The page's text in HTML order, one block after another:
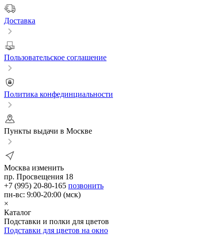
Доставка
Пользовательское соглашение
Политика конфединциальности
Пункты выдачи в Москве
Москва изменить
пр. Просвещения 18
+7 (995) 20-80-165 позвонить
пн-вс: 9:00-20:00 (мск)
×
Каталог
Подставки и полки для цветов
Подставки для цветов на окно